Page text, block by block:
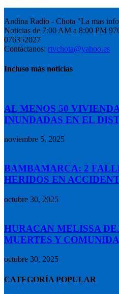
Andina Radio - Chota "La mas
Noticias de 7:00 AM a 8:00 PM
076352027
Contáctanos: rtvchota@yahoo.es
Incluso más noticias
AL MENOS 50
INUNDADAS EN EL
noviembre 5, 2025
BAMBAMARCA: 2
HERIDOS EN
octubre 30, 2025
HURACAN MELISSA
MUERTES Y
octubre 30, 2025
CATEGORÍA POPULAR